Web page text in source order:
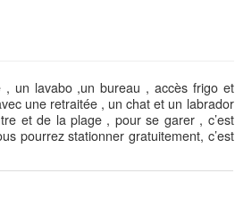
un lavabo ,un bureau , accès frigo et
une retraitée , un chat et un labrador
et de la plage , pour se garer , c’est
pourrez stationner gratuitement, c’est